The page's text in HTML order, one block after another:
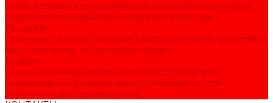
сообществами, корпоративными порталами, системами
аренды веб-приложений и другими проектами.
Решения
Отличные решения, которые в выгодном свете представят
вашу компанию, ее услуги или товары
Модули
Функциональные модули дополняют платформу
превосходным функционалом, необходимым для
различных сфер деятельности.